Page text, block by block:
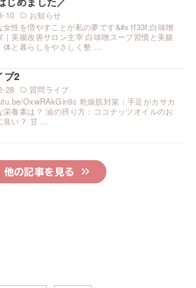
10 お知らせ
女性を増やすことが私の夢です&#x1f33f;白味噌
｜美腸改善サロン主宰 白味噌スープ習慣と美腸
体と暮らしをやさしく整 …
28 質問ライブ
ブ2
OxwRAkGin9c 乾燥肌対策：手足がカサカ
栄養素は？ 油の摂り方：ココナッツオイルのお
良い？ 甘 …
他の記事を見る